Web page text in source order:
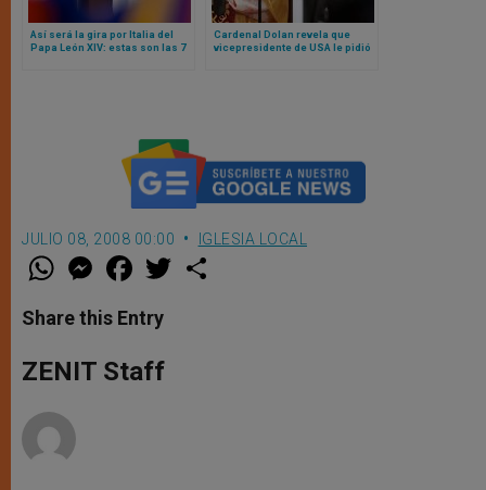
Así será la gira por Italia del
Papa León XIV: estas son las 7
Cardenal Dolan revela que
vicepresidente de USA le pidió
JULIO 08, 2008 00:00 IGLESIA LOCAL
W
t
s
p
p
M
e
s
e
g
e
F
a
e
b
o
k
w
Share this Entry
ZENIT Staff